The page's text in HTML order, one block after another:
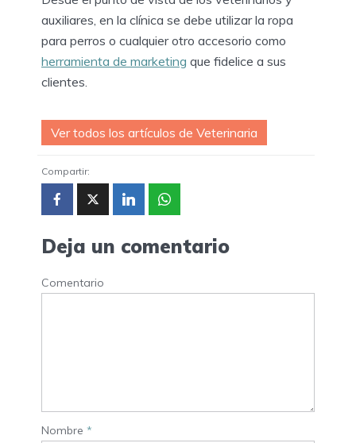
auxiliares, en la clínica se debe utilizar la ropa
para perros o cualquier otro accesorio como
herramienta de marketing que fidelice a sus
clientes.
Ver todos los artículos de Veterinaria
Compartir:
Deja un comentario
Comentario
Nombre *